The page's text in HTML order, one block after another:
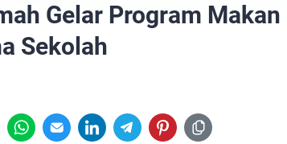
Gelar Program
Sekolah